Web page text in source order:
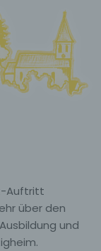
Auftritt
über den
und